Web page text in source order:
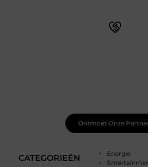
CATEGORIEËN
Energie
Ontmoet Onze